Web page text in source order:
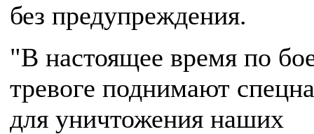
без предупреждения.
"В настоящее время по
тревоге поднимают
для уничтожения наших